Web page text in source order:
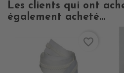
Les clients qui ont
également acheté...
favorite_border